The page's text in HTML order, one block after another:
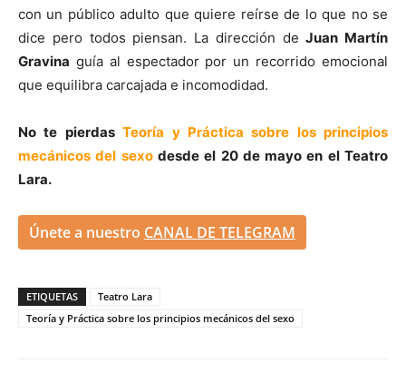
con un público adulto que quiere reírse de lo que no se
dice pero todos piensan. La dirección deJuan Martín
Gravina guía al espectador por un recorrido emocional
que equilibra carcajada e incomodidad.
No te pierdasTeoría y Práctica sobre los principios
mecánicos del sexodesde el 20 de mayo en el Teatro
Lara.
Únete a nuestro CANAL DE TELEGRAM
ETIQUETAS
Teatro Lara
Teoría y Práctica sobre los principios mecánicos del sexo